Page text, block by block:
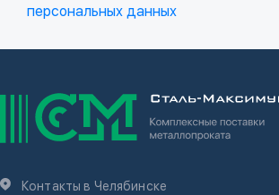
персональных данных
Контакты в Челябинске